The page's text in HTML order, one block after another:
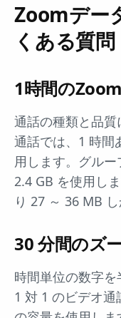
Zoomデー
くある質問
1時間の
通話の種類と品
通話では、1 時間
用します。グル
2.4 GB を使用し
り 27 ～ 36 MB し
30 分間のズ
時間単位の数字
1 対 1 のビデオ